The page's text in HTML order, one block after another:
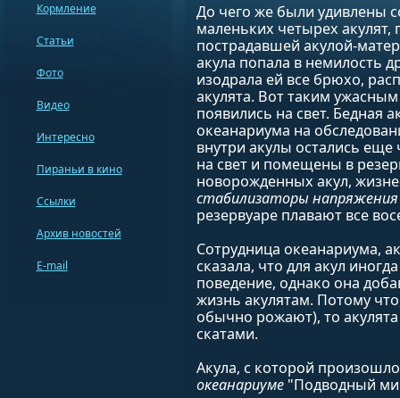
До чего же были удивлены
маленьких четырех
пострадавшей акулой-
акула попала в немилость
изодрала ей все брюхо,
акулята. Вот таким
появились на свет. Бедная
океанариума на
внутри акулы остались
на свет и помещены в
новорожденных акул,
стабилизаторы напряжения
резервуаре плавают все
Сотрудница океанариума,
сказала, что для акул
поведение, однако она
жизнь акулятам. Потому
обычно рожают), то
скатами.
Акула, с которой
океанариуме"Подводный
Кормление
Статьи
Фото
Видео
Интересно
Пираньи в кино
Ссылки
Архив новостей
E-mail